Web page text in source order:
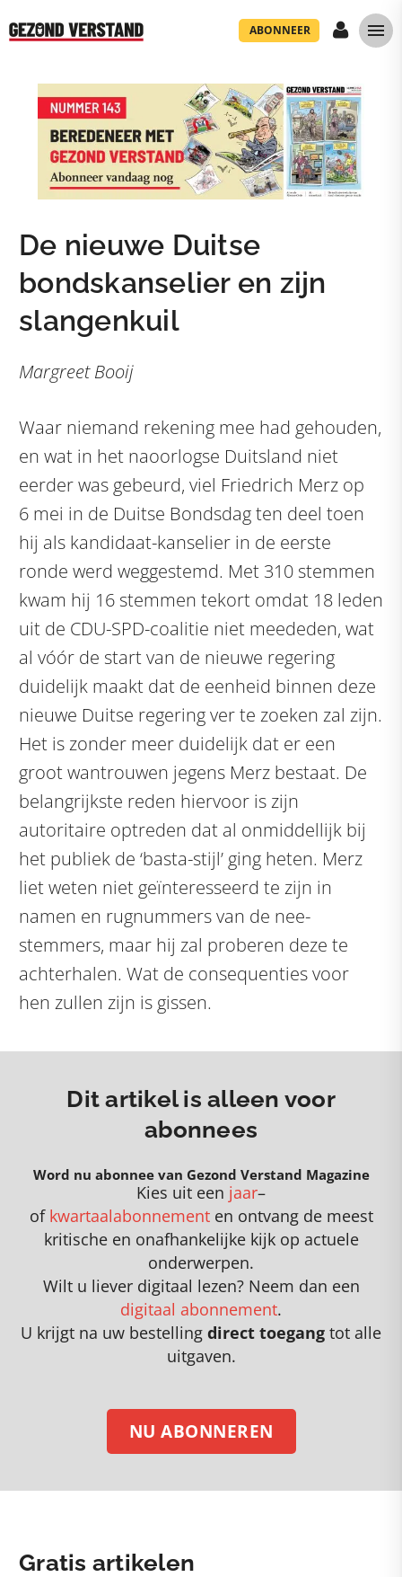
ABONNEER
De nieuwe Duitse
bondskanselier en zijn
slangenkuil
Margreet Booij
Waar niemand rekening mee had gehouden,
en wat in het naoorlogse Duitsland niet
eerder was gebeurd, viel Friedrich Merz op
6 mei in de Duitse Bondsdag ten deel toen
hij als kandidaat-kanselier in de eerste
ronde werd weggestemd. Met 310 stemmen
kwam hij 16 stemmen tekort omdat 18 leden
uit de CDU-SPD-coalitie niet meededen, wat
al vóór de start van de nieuwe regering
duidelijk maakt dat de eenheid binnen deze
nieuwe Duitse regering ver te zoeken zal zijn.
Het is zonder meer duidelijk dat er een
groot wantrouwen jegens Merz bestaat. De
belangrijkste reden hiervoor is zijn
autoritaire optreden dat al onmiddellijk bij
het publiek de ‘basta-stijl’ ging heten. Merz
liet weten niet geïnteresseerd te zijn in
namen en rugnummers van de nee-
stemmers, maar hij zal proberen deze te
achterhalen. Wat de consequenties voor
hen zullen zijn is gissen.
Dit artikel is alleen voor
abonnees
Word nu abonnee van Gezond Verstand Magazine
Kies uit een jaar–
of kwartaalabonnementen ontvang de meest
kritische en onafhankelijke kijk op actuele
onderwerpen.
Wilt u liever digitaal lezen? Neem dan een
digitaal abonnement.
U krijgt na uw bestelling direct toegang tot alle
uitgaven.
NU ABONNEREN
Gratis artikelen